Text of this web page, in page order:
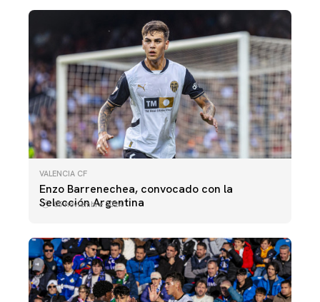
VALENCIA CF
Enzo Barrenechea, convocado con la
Selección Argentina
05 noviembre 2024